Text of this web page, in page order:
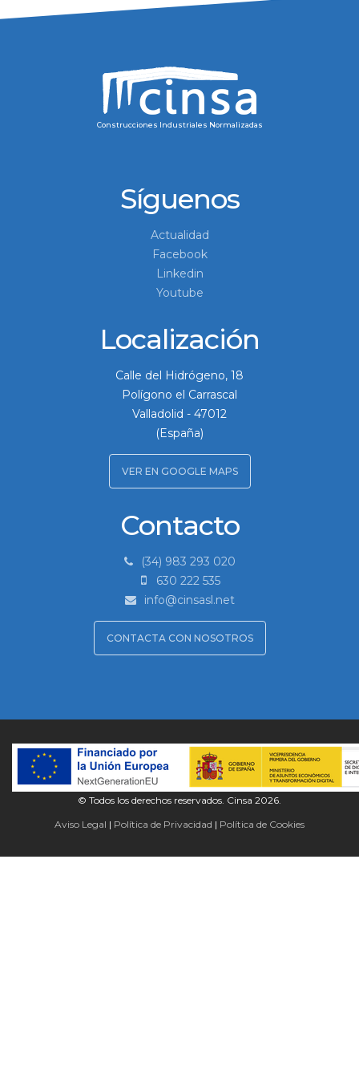
Construcciones Industriales Normalizadas
Síguenos
Actualidad
Facebook
Linkedin
Youtube
Localización
Calle del Hidrógeno, 18
Polígono el Carrascal
Valladolid - 47012
(España)
VER EN GOOGLE MAPS
Contacto
(34) 983 293 020
630 222 535
info@cinsasl.net
CONTACTA CON NOSOTROS
© Todos los derechos reservados. Cinsa 2026.
Aviso Legal
Política de Privacidad Política de Cookies